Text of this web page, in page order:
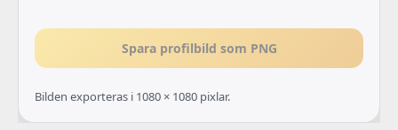
Spara profilbild som PNG
Bilden exporteras i 1080 × 1080 pixlar.